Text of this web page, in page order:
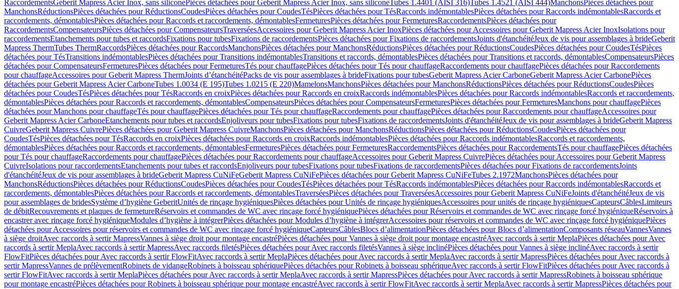
RaccordementsGeberit Mapress Acier Inox, sans siliconePièces détachées pour Geberit Mapress Acier Inox, sans siliconeTubes 1.4401 (AISI 316)Tubes 1.4521 (AISI 444)ManchonsPièces détachées pour
ManchonsRéductionsPièces détachées pour RéductionsCoudesPièces détachées pour CoudesTésPièces détachées pour TésRaccords indémontablesPièces détachées pour Raccords indémontablesRaccords et
raccordements, démontablesPièces détachées pour Raccords et raccordements, démontablesFermeturesPièces détachées pour FermeturesRaccordementsPièces détachées pour
RaccordementsCompensateursPièces détachées pour CompensateursTraverséesAccessoires pour Geberit Mapress Acier InoxPièces détachées pour Accessoires pour Geberit Mapress Acier InoxIsolations pour
raccordementsEtanchements pour tubes et raccordsFixations pour tubesFixations de raccordementsPièces détachées pour Fixations de raccordementsJoints d'étanchéitéJeux de vis pour assemblages à brideGeberit
Mapress ThermTubes ThermRaccordsPièces détachées pour RaccordsManchonsPièces détachées pour ManchonsRéductionsPièces détachées pour RéductionsCoudesPièces détachées pour CoudesTésPièces
détachées pour TésTransitions indémontablesPièces détachées pour Transitions indémontablesTransitions et raccords, démontablesPièces détachées pour Transitions et raccords, démontablesCompensateursPièces
détachées pour CompensateursFermeturesPièces détachées pour FermeturesTés pour chauffagePièces détachées pour Tés pour chauffageRaccordements pour chauffagePièces détachées pour Raccordements
pour chauffageAccessoires pour Geberit Mapress ThermJoints d’étanchéitéPacks de vis pour assemblages à brideFixations pour tubesGeberit Mapress Acier CarboneGeberit Mapress Acier CarbonePièces
détachées pour Geberit Mapress Acier CarboneTubes 1.0034 (E 195)Tubes 1.0215 (E 220)MamelonsManchonsPièces détachées pour ManchonsRéductionsPièces détachées pour RéductionsCoudesPièces
détachées pour CoudesTésPièces détachées pour TésRaccords en croixPièces détachées pour Raccords en croixRaccords indémontablesPièces détachées pour Raccords indémontablesRaccords et raccordements,
démontablesPièces détachées pour Raccords et raccordements, démontablesCompensateursPièces détachées pour CompensateursFermeturesPièces détachées pour FermeturesManchons pour chauffagePièces
détachées pour Manchons pour chauffageTés pour chauffagePièces détachées pour Tés pour chauffageRaccordements pour chauffagePièces détachées pour Raccordements pour chauffageAccessoires pour
Geberit Mapress Acier CarboneEtanchements pour tubes et raccordsEnjoliveurs pour tubesFixations pour tubesFixations de raccordementsJoints d'étanchéitéJeux de vis pour assemblages à brideGeberit Mapress
CuivreGeberit Mapress CuivrePièces détachées pour Geberit Mapress CuivreManchonsPièces détachées pour ManchonsRéductionsPièces détachées pour RéductionsCoudesPièces détachées pour
CoudesTésPièces détachées pour TésRaccords en croixPièces détachées pour Raccords en croixRaccords indémontablesPièces détachées pour Raccords indémontablesRaccords et raccordements,
démontablesPièces détachées pour Raccords et raccordements, démontablesFermeturesPièces détachées pour FermeturesRaccordementsPièces détachées pour RaccordementsTés pour chauffagePièces détachées
pour Tés pour chauffageRaccordements pour chauffagePièces détachées pour Raccordements pour chauffageAccessoires pour Geberit Mapress CuivrePièces détachées pour Accessoires pour Geberit Mapress
CuivreIsolations pour raccordementsEtanchements pour tubes et raccordsEnjoliveurs pour tubesFixations pour tubesFixations de raccordementsPièces détachées pour Fixations de raccordementsJoints
d'étanchéitéJeux de vis pour assemblages à brideGeberit Mapress CuNiFeGeberit Mapress CuNiFePièces détachées pour Geberit Mapress CuNiFeTubes 2.1972ManchonsPièces détachées pour
ManchonsRéductionsPièces détachées pour RéductionsCoudesPièces détachées pour CoudesTésPièces détachées pour TésRaccords indémontablesPièces détachées pour Raccords indémontablesRaccords et
raccordements, démontablesPièces détachées pour Raccords et raccordements, démontablesTraverséesPièces détachées pour TraverséesAccessoires pour Geberit Mapress CuNiFeJoints d'étanchéitéJeux de vis
pour assemblages de bridesSystème d’hygiène GeberitUnités de rinçage hygiéniquesPièces détachées pour Unités de rinçage hygiéniquesAccessoires pour unités de rinçage hygiéniquesCapteursCâblesLimiteurs
de débitRecouvrements et plaques de fermetureRéservoirs et commandes de WC avec rinçage forcé hygiéniquePièces détachées pour Réservoirs et commandes de WC avec rinçage forcé hygiéniqueRéservoirs à
encastrer avec rinçage forcé hygiéniqueModules d’hygiène à intégrerPièces détachées pour Modules d’hygiène à intégrerAccessoires pour réservoirs et commandes de WC avec rinçage forcé hygiéniquePièces
détachées pour Accessoires pour réservoirs et commandes de WC avec rinçage forcé hygiéniqueCapteursCâblesBlocs d’alimentationPièces détachées pour Blocs d’alimentationComposants réseauVannesVannes
à siège droitAvec raccords à sertir MapressVannes à siège droit pour montage encastréPièces détachées pour Vannes à siège droit pour montage encastréAvec raccords à sertir MeplaPièces détachées pour Avec
raccords à sertir MeplaAvec raccords à sertir MapressAvec raccords filetésPièces détachées pour Avec raccords filetésVannes à siège inclinéPièces détachées pour Vannes à siège inclinéAvec raccords à sertir
FlowFitPièces détachées pour Avec raccords à sertir FlowFitAvec raccords à sertir MeplaPièces détachées pour Avec raccords à sertir MeplaAvec raccords à sertir MapressPièces détachées pour Avec raccords à
sertir MapressVannes de prélèvementRobinets de vidangeRobinets à boisseau sphériquePièces détachées pour Robinets à boisseau sphériqueAvec raccords à sertir FlowFitPièces détachées pour Avec raccords à
sertir FlowFitAvec raccords à sertir MeplaPièces détachées pour Avec raccords à sertir MeplaAvec raccords à sertir MapressPièces détachées pour Avec raccords à sertir MapressRobinets à boisseau sphérique
pour montage encastréPièces détachées pour Robinets à boisseau sphérique pour montage encastréAvec raccords à sertir FlowFitAvec raccords à sertir MeplaAvec raccords à sertir MapressPièces détachées pour